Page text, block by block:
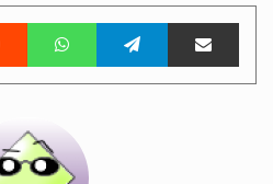
Reddit WhatsAppTelegramTeile per E-Mail